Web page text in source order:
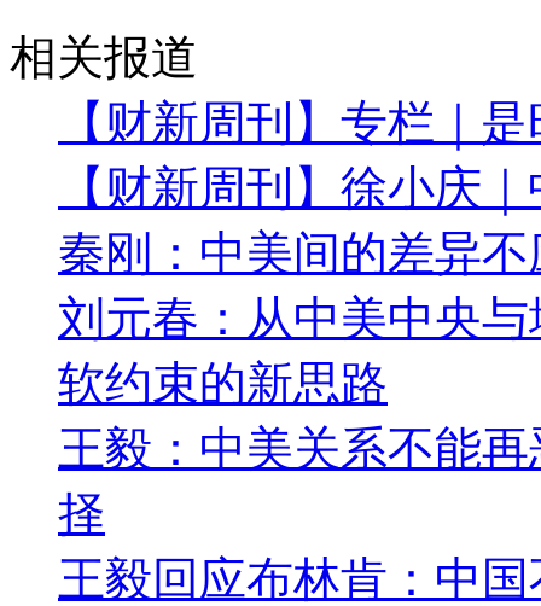
相关报道
【财新周刊】专栏｜
【财新周刊】徐小庆
秦刚：中美间的差异
刘元春：从中美中央
软约束的新思路
王毅：中美关系不能
择
王毅回应布林肯：中